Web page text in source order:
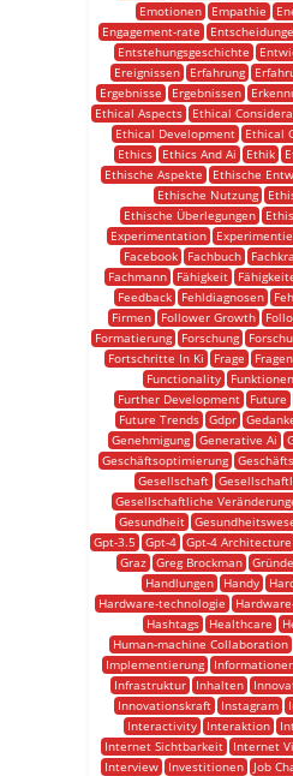
Emotionen
Empathie
Engagement-rate
Entstehungsgeschichte
Ereignissen
Erfahrung
Ergebnisse
Ergebnissen
Ethical Aspects
Ethical
Ethical Development
Ethical
Ethics
Ethics And Ai Ethik
Ethische Aspekte
Ethische
Ethische Nutzung
Ethische Überlegungen
Experimentation
Facebook
Fachbuch
Fachmann
Fähigkeit
Feedback
Fehldiagnosen
Firmen
Follower Growth
Formatierung
Forschung
Fortschritte In Ki
Frage Fragen
Functionality
Funktionen
Further Development
Future
Future Trends
Gdpr
Genehmigung
Generative Ai
Geschäftsoptimierung
Gesellschaft
Gesellschaftliche
Gesundheit
Gpt-3.5
Gpt-4 Gpt-4 Architecture
Graz Greg Brockman
Handlungen
Handy
Hardware-technologie
Hashtags
Healthcare
Human-machine Collaboration
Implementierung
Infrastruktur
Inhalten
Innovationskraft
Instagram
Interactivity
Interaktion
Internet Sichtbarkeit
Internet
Interview
Investitionen Job